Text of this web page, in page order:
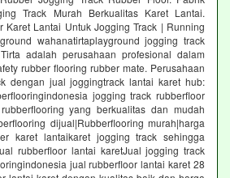
Track Murah Berkualitas Karet Lantai.
Karet Lantai Untuk Jogging Track | Running
wahanatirtaplayground jogging track
adalah perusahaan profesional dalam
rubber flooring rubber mate. Perusahaan
dengan jual joggingtrack lantai karet hub:
jogging track rubberfloor
yang berkualitas dan mudah
dijual|Rubberflooring murah|harga
karet lantaikaret jogging track sehingga
rubberfloor lantai karetJual jogging track
jual rubberfloor lantai karet 28